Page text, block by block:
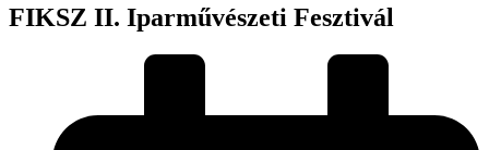
FIKSZ II. Iparművészeti Fesztivál